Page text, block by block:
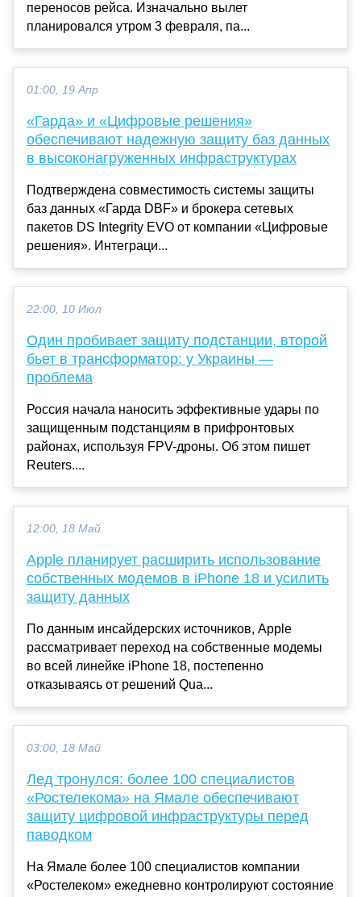
переносов рейса. Изначально вылет
планировался утром 3 февраля, па...
01:00, 19 Апр
«Гарда» и «Цифровые решения»
обеспечивают надежную защиту баз данных
в высоконагруженных инфраструктурах
Подтверждена совместимость системы защиты
баз данных «Гарда DBF» и брокера сетевых
пакетов DS Integrity EVO от компании «Цифровые
решения». Интеграци...
22:00, 10 Июл
Один пробивает защиту подстанции, второй
бьет в трансформатор: у Украины —
проблема
Россия начала наносить эффективные удары по
защищенным подстанциям в прифронтовых
районах, используя FPV-дроны. Об этом пишет
Reuters....
12:00, 18 Май
Apple планирует расширить использование
собственных модемов в iPhone 18 и усилить
защиту данных
По данным инсайдерских источников, Apple
рассматривает переход на собственные модемы
во всей линейке iPhone 18, постепенно
отказываясь от решений Qua...
03:00, 18 Май
Лед тронулся: более 100 специалистов
«Ростелекома» на Ямале обеспечивают
защиту цифровой инфраструктуры перед
паводком
На Ямале более 100 специалистов компании
«Ростелеком» ежедневно контролируют состояние